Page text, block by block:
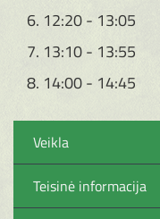
6. 12:20 - 13:05
7. 13:10 - 13:55
8. 14:00 - 14:45
Veikla
Teisinė informacija